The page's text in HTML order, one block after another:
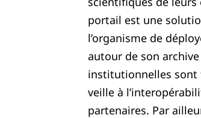
portail est une
l’organisme de
autour de son
institutionnelles sont
veille à
partenaires. Par